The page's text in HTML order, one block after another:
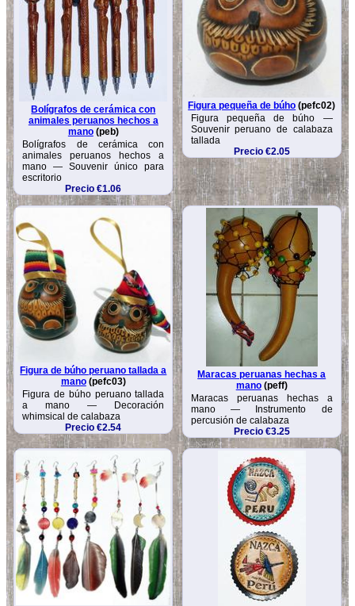
Bolígrafos de cerámica con
animales peruanos hechos a
mano(peb)
Bolígrafos de cerámica con
animales peruanos hechos a
mano — Souvenir único para
escritorio
Precio €1.06
Figura pequeña de búho (pefc02)
Figura pequeña de búho —
Souvenir peruano de calabaza
tallada
Precio €2.05
Figura de búho peruano tallada a
mano(pefc03)
Figura de búho peruano tallada
a mano — Decoración
whimsical de calabaza
Precio €2.54
Maracas peruanas hechas a
mano(peff)
Maracas peruanas hechas a
mano — Instrumento de
percusión de calabaza
Precio €3.25